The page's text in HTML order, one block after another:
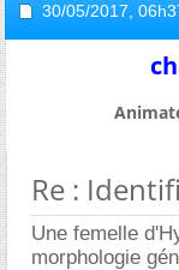
30/05/2017,
Re :
Une femelle
morphologie